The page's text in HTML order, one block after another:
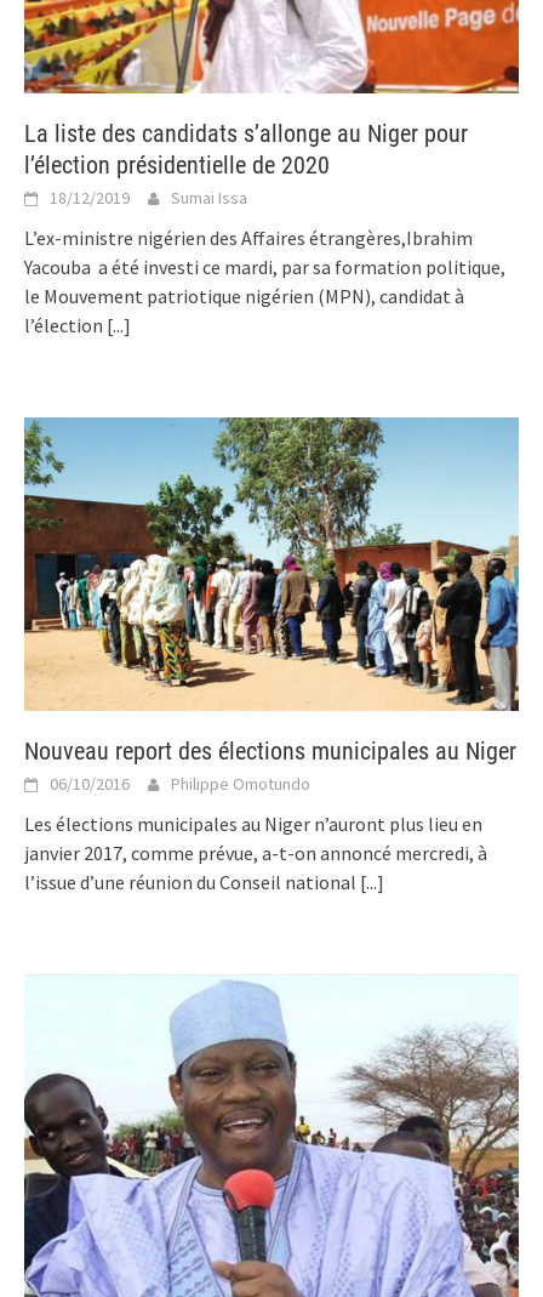
La liste des candidats s’allonge au Niger pour
l’élection présidentielle de 2020
18/12/2019 Sumai Issa
L’ex-ministre nigérien des Affaires étrangères,Ibrahim
Yacouba a été investi ce mardi, par sa formation politique,
le Mouvement patriotique nigérien (MPN), candidat à
l’élection [...]
Nouveau report des élections municipales au Niger
06/10/2016 Philippe Omotundo
Les élections municipales au Niger n’auront plus lieu en
janvier 2017, comme prévue, a-t-on annoncé mercredi, à
l’issue d’une réunion du Conseil national [...]